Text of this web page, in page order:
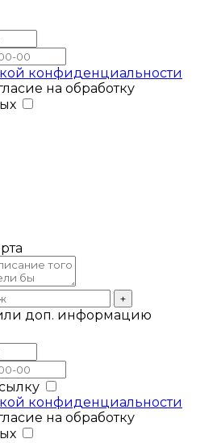
конфиденциальности
на обработку
+
доп. информацию
конфиденциальности
на обработку